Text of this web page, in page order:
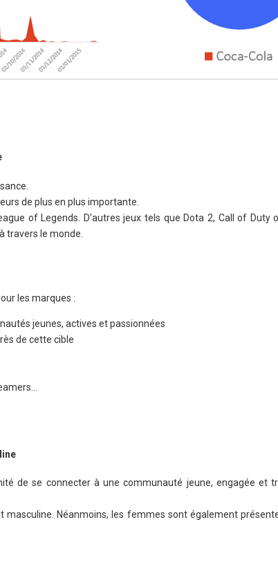
de plus en plus importante.
of Legends. D'autres jeux tels que Dota 2, Call of Duty
travers le monde.
les marques :
jeunes, actives et passionnées
de cette cible
de se connecter à une communauté jeune, engagée et
Néanmoins, les femmes sont également